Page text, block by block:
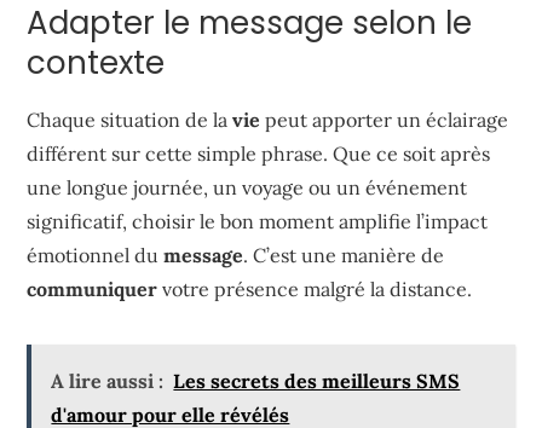
Adapter le message selon le
contexte
Chaque situation de lavie peut apporter un éclairage
différent sur cette simple phrase. Que ce soit après
une longue journée, un voyage ou un événement
significatif, choisir le bon moment amplifie l’impact
émotionnel dumessage. C’est une manière de
communiquer votre présence malgré la distance.
A lire aussi : Les secrets des meilleurs SMS
d'amour pour elle révélés